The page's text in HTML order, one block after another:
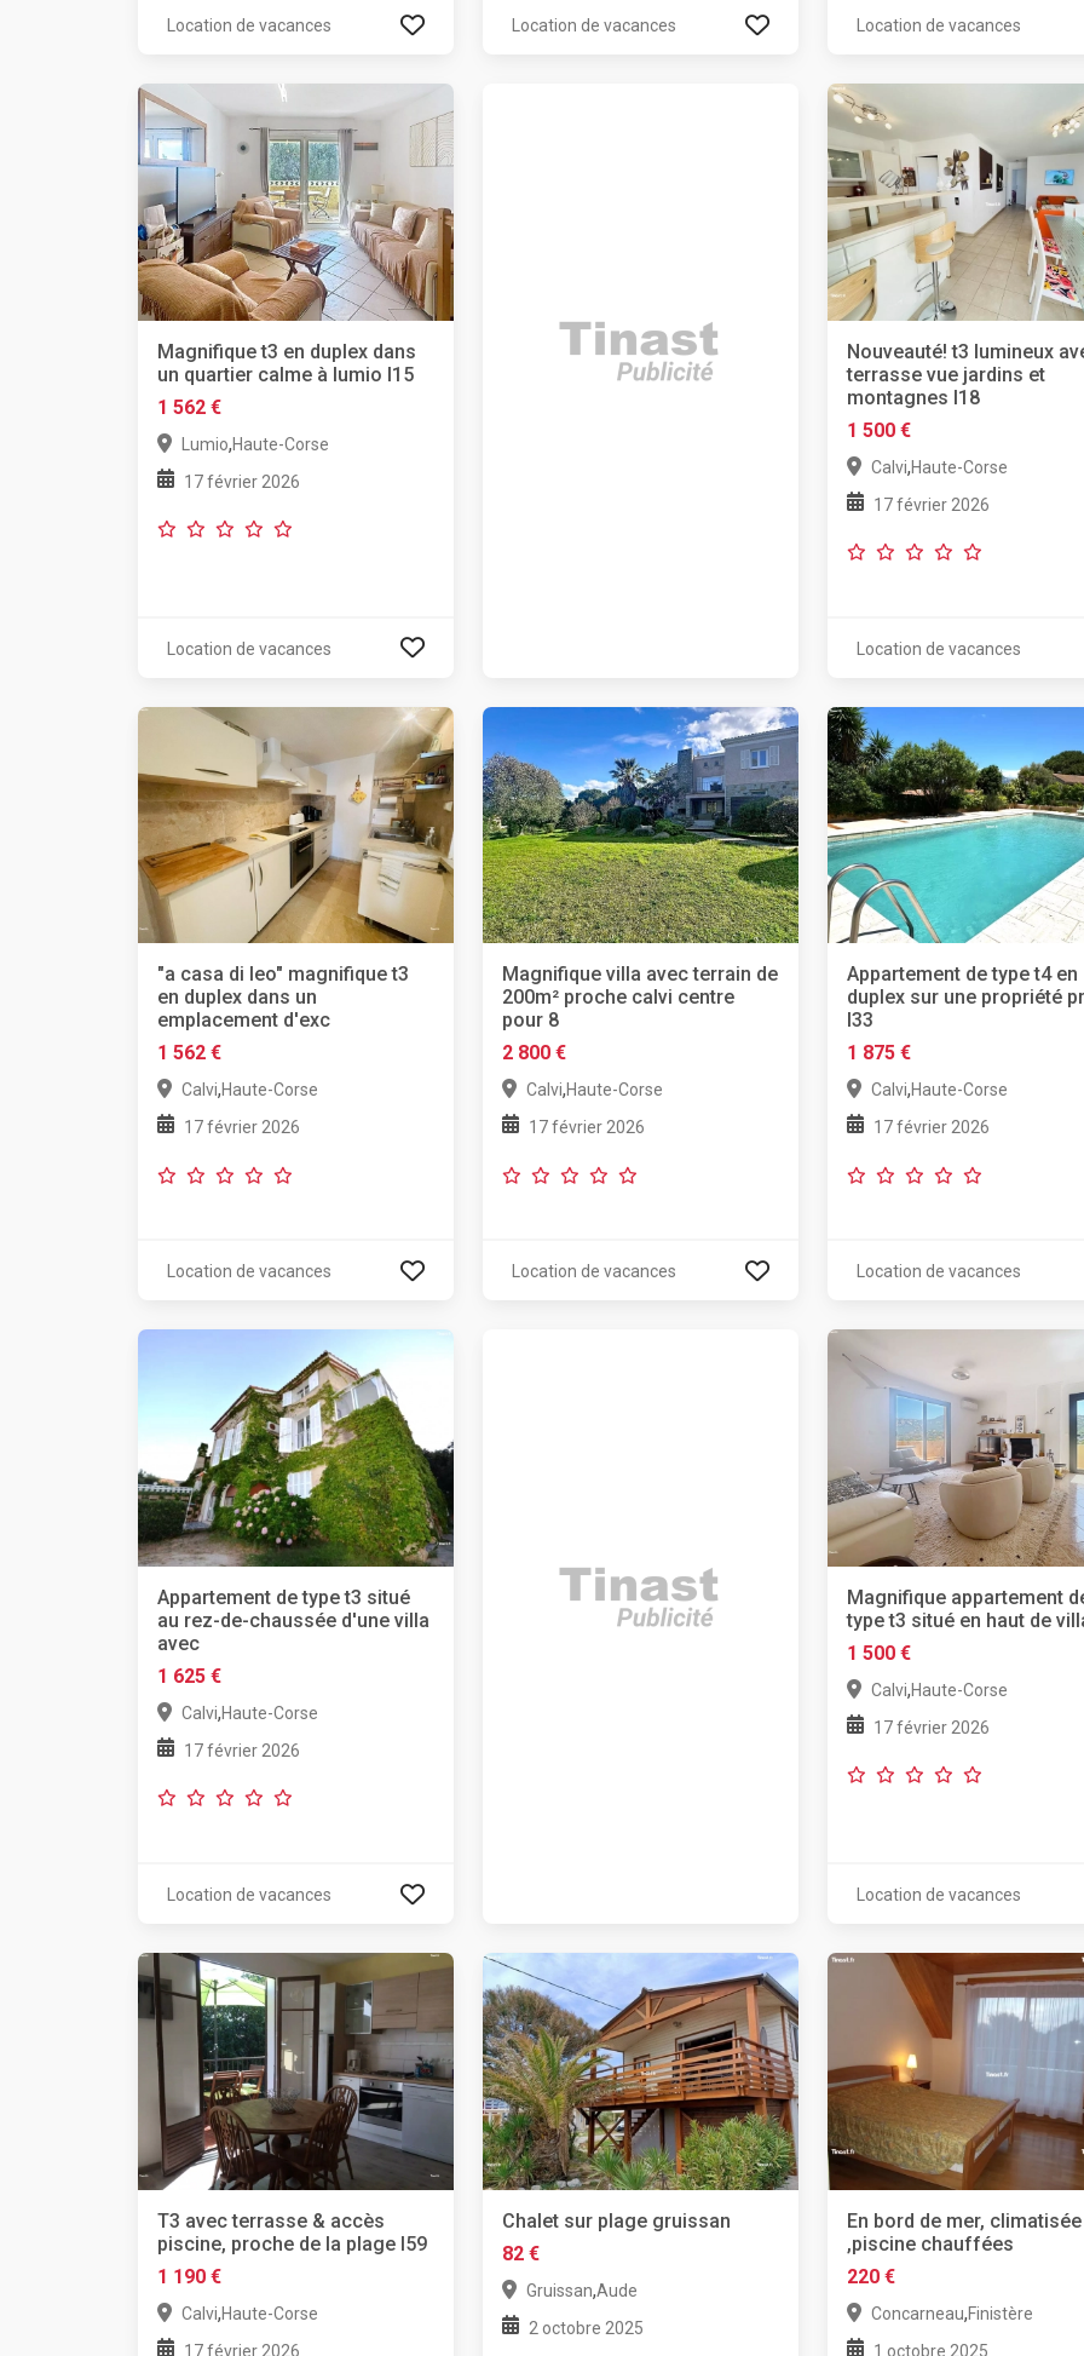
Location de vacances Location de vacances Location de vacances
Magnifique t3 en duplex dans
un quartier calme à lumio l15
1 562 €
Lumio,Haute-Corse
17 février 2026
Location de vacances
Nouveauté! t3 lumineux
terrasse vue jardins et
montagnes l18
1 500 €
Calvi,Haute-Corse
17 février 2026
Location de vacances
"a casa di leo" magnifique t3
en duplex dans un
emplacement d'exc
1 562 €
Calvi,Haute-Corse
17 février 2026
Location de vacances
Magnifique villa avec terrain de
200m² proche calvi centre
pour 8
2 800 €
Calvi,Haute-Corse
17 février 2026
Location de vacances
Appartement de type t4 en
duplex sur une propriété
l33
1 875 €
Calvi,Haute-Corse
17 février 2026
Location de vacances
Appartement de type t3 situé
au rez-de-chaussée d'une villa
avec
1 625 €
Calvi,Haute-Corse
17 février 2026
Location de vacances
Magnifique appartement
type t3 situé en haut de
1 500 €
Calvi,Haute-Corse
17 février 2026
Location de vacances
T3 avec terrasse & accès
piscine, proche de la plage l59
1 190 €
Calvi,Haute-Corse
17 février 2026
Chalet sur plage gruissan
82 €
Gruissan,Aude
2 octobre 2025
En bord de mer, climatisée
,piscine chauffées
220 €
Concarneau,Finistère
1 octobre 2025